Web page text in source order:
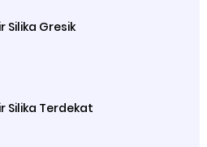
Silika Gresik
Silika Terdekat